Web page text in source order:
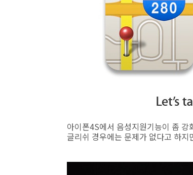
아이폰4S에서 음성지원기능이 좀
글리쉬 경우에는 문제가 없다고 하